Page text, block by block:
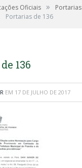
Oficiais » Portarias
Portarias de 136
136
EM 17 DE JULHO DE 2017